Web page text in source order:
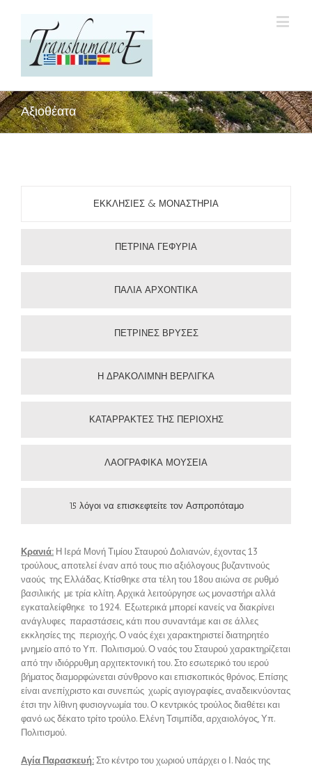
Αξιοθέατα
ΕΚΚΛΗΣΙΕΣ & ΜΟΝΑΣΤΗΡΙΑ
ΠΕΤΡΙΝΑ ΓΕΦΥΡΙΑ
ΠΑΛΙΑ ΑΡΧΟΝΤΙΚΑ
ΠΕΤΡΙΝΕΣ ΒΡΥΣΕΣ
Η ΔΡΑΚΟΛΙΜΝΗ ΒΕΡΛΙΓΚΑ
ΚΑΤΑΡΡΑΚΤΕΣ ΤΗΣ ΠΕΡΙΟΧΗΣ
ΛΑΟΓΡΑΦΙΚΑ ΜΟΥΣΕΙΑ
15 λόγοι να επισκεφτείτε τον Ασπροπόταμο
Κρανιά: Η Ιερά Μονή Τιμίου Σταυρού Δολιανών, έχοντας 13
τρούλους, αποτελεί έναν από τους πιο αξιόλογους βυζαντινούς
ναούς της Ελλάδας. Κτίσθηκε στα τέλη του 18ου αιώνα σε ρυθμό
βασιλικής με τρία κλίτη. Αρχικά λειτούργησε ως μοναστήρι αλλά
εγκαταλείφθηκε το 1924. Εξωτερικά μπορεί κανείς να διακρίνει
ανάγλυφες παραστάσεις, κάτι που συναντάμε και σε άλλες
εκκλησίες της περιοχής. Ο ναός έχει χαρακτηριστεί διατηρητέο
μνημείο από το Υπ. Πολιτισμού. Ο ναός του Σταυρού χαρακτηρίζεται
από την ιδιόρρυθμη αρχιτεκτονική του. Στο εσωτερικό του ιερού
βήματος διαμορφώνεται σύνθρονο και επισκοπικός θρόνος. Επίσης
είναι ανεπίχριστο και συνεπώς χωρίς αγιογραφίες, αναδεικνύοντας
έτσι την λίθινη φυσιογνωμία του. Ο κεντρικός τρούλος διαθέτει και
φανό ως δέκατο τρίτο τρούλο. Ελένη Τσιμπίδα, αρχαιολόγος, Υπ.
Πολιτισμού.
Αγία Παρασκευή:Στο κέντρο του χωριού υπάρχει ο Ι. Ναός της